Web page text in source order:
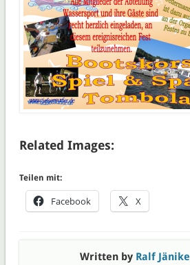
Related Images:
Teilen mit:
Facebook X
Written by Ralf Jänike